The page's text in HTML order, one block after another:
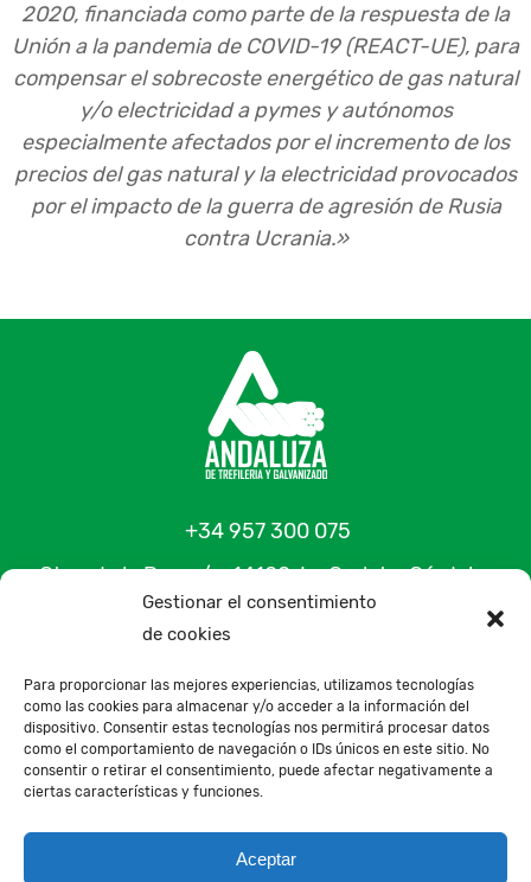
Gestionar el consentimiento
de cookies
Para proporcionar las mejores experiencias, utilizamos tecnologías
como las cookies para almacenar y/o acceder a la información del
dispositivo. Consentir estas tecnologías nos permitirá procesar datos
como el comportamiento de navegación o IDs únicos en este sitio. No
consentir o retirar el consentimiento, puede afectar negativamente a
ciertas características y funciones.
Aceptar
2020, financiada como parte de la respuesta de la
Unión a la pandemia de COVID-19 (REACT-UE), para
compensar el sobrecoste energético de gas natural
y/o electricidad a pymes y autónomos
especialmente afectados por el incremento de los
precios del gas natural y la electricidad provocados
por el impacto de la guerra de agresión de Rusia
contra Ucrania.»
+34 957 300 075
Ctra. de la Paz, s/n, 14100, La Carlota, Córdoba,
España
Contacto
Todos los textos e Imágenes de la Web, son propiedad de Andaluza de Trefilería y Galvanizado, quedando
prohibida el uso de los mismos, sin el consentimiento del propietario
Aviso Legal